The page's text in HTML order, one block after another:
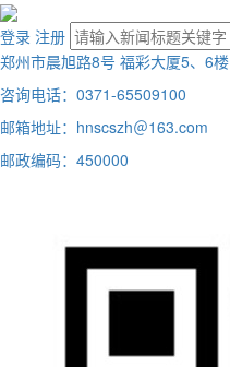
登录 注册
郑州市晨旭路8号 福彩大厦5、6楼
咨询电话：0371-65509100
邮箱地址：hnscszh＠163.com
邮政编码：450000